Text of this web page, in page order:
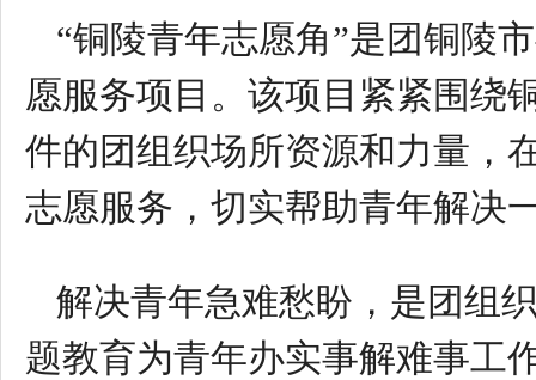
“铜陵青年志愿角”是团铜陵
愿服务项目。该项目紧紧围绕
件的团组织场所资源和力量，
志愿服务，切实帮助青年解决
解决青年急难愁盼，是团组
题教育为青年办实事解难事工